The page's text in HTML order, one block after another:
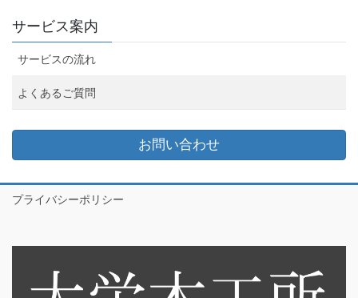
サービス案内
サービスの流れ
よくあるご質問
お問い合わせ
プライバシーポリシー